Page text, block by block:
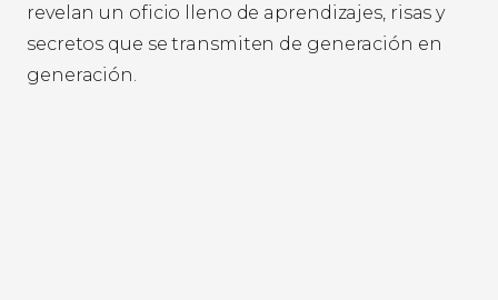
revelan un oficio lleno de aprendizajes, risas y
secretos que se transmiten de generación en
generación.